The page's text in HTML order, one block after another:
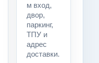
м вход,
двор,
паркинг,
ТПУ и
адрес
доставки.